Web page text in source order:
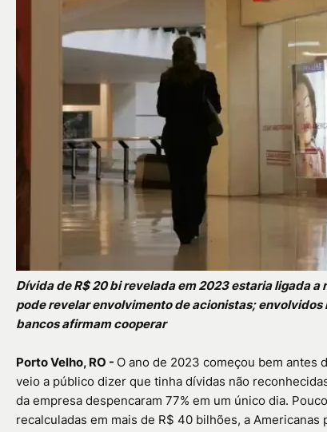
Dívida de R$ 20 bi revelada em 2023 estaria ligada
pode revelar envolvimento de acionistas;
bancos afirmam cooperar
Porto Velho, RO - O ano de 2023 começou bem antes
veio a público dizer que tinha dívidas não
da empresa despencaram 77% em um único dia.
recalculadas em mais de R$ 40 bilhões, a